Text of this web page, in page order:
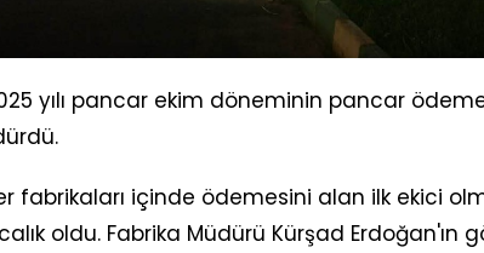
yılı pancar ekim döneminin pancar
fabrikaları içinde ödemesini alan ilk ekici
oldu. Fabrika Müdürü Kürşad